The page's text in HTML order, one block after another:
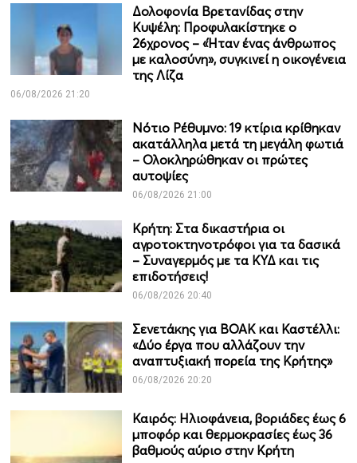
Δολοφονία Βρετανίδας στην
Κυψέλη: Προφυλακίστηκε ο
26χρονος – «Ήταν ένας άνθρωπος
με καλοσύνη», συγκινεί η οικογένεια
της Λίζα
06/08/2026 21:20
Νότιο Ρέθυμνο: 19 κτίρια κρίθηκαν
ακατάλληλα μετά τη μεγάλη φωτιά
– Ολοκληρώθηκαν οι πρώτες
αυτοψίες
06/08/2026 21:00
Κρήτη: Στα δικαστήρια οι
αγροτοκτηνοτρόφοι για τα δασικά
– Συναγερμός με τα ΚΥΔ και τις
επιδοτήσεις!
06/08/2026 20:40
Σενετάκης για ΒΟΑΚ και Καστέλλι:
«Δύο έργα που αλλάζουν την
αναπτυξιακή πορεία της Κρήτης»
06/08/2026 20:20
Καιρός: Ηλιοφάνεια, βοριάδες έως 6
μποφόρ και θερμοκρασίες έως 36
βαθμούς αύριο στην Κρήτη